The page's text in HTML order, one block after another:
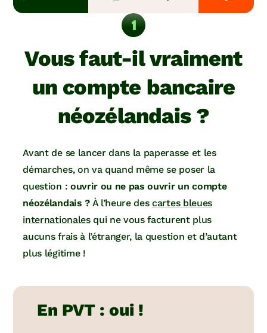
Vous faut-il vraiment
un compte bancaire
néozélandais ?
Avant de se lancer dans la paperasse et les
démarches, on va quand même se poser la
question : ouvrir ou ne pas ouvrir un compte
néozélandais ?À l’heure descartes bleues
internationalesqui ne vous facturent plus
aucuns frais à l’étranger, la question et d’autant
plus légitime !
En PVT : oui !